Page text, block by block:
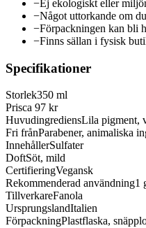
−Ej ekologiskt eller
−Något uttorkande om
−Förpackningen kan bli
−Finns sällan i fysisk
Specifikationer
Storlek350 ml
Prisca 97 kr
HuvudingrediensLila pigment,
Fri frånParabener, animaliska
InnehållerSulfater
DoftSöt, mild
CertifieringVegansk
Rekommenderad användning1
TillverkareFanola
UrsprungslandItalien
FörpackningPlastflaska,